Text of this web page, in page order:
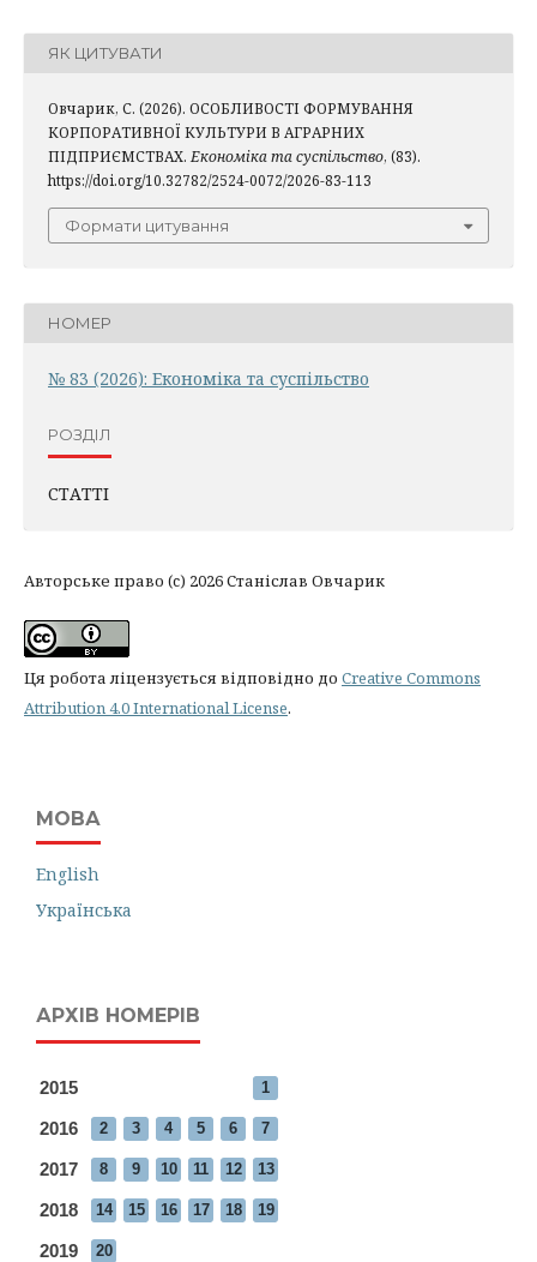
ЯК ЦИТУВАТИ
Овчарик, С. (2026). ОСОБЛИВОСТІ ФОРМУВАННЯ
КОРПОРАТИВНОЇ КУЛЬТУРИ В АГРАРНИХ
ПІДПРИЄМСТВАХ. Економіка та суспільство, (83).
https://doi.org/10.32782/2524-0072/2026-83-113
Формати цитування
НОМЕР
№ 83 (2026): Економіка та суспільство
РОЗДІЛ
СТАТТІ
Авторське право (c) 2026 Станіслав Овчарик
Ця робота ліцензується відповідно до Creative Commons
Attribution 4.0 International License.
МОВА
English
Українська
АРХІВ НОМЕРІВ
2015 1
2016 2 3 4 5 6 7
2017 8 9 10 11 12 13
2018 14 15 16 17 18 19
2019 20